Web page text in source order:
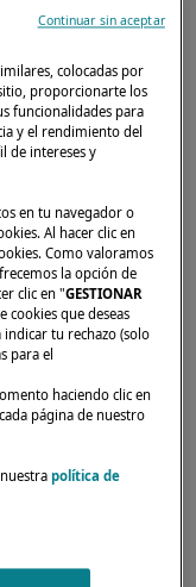
GmbH
responder
Le
Lagoon de sus
colocadas por
proporcionarte los
funcionalidades para
y el rendimiento del
de intereses y
en tu navegador o
Al hacer clic en
Como valoramos
la opción de
clic en "GESTIONAR
cookies que deseas
indicar tu rechazo (solo
para el
haciendo clic en
página de nuestro
nuestrapolítica de
Continuar sin aceptar